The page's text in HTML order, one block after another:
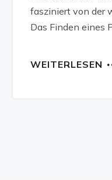
fasziniert von der
Das Finden eines
WEITERLESEN